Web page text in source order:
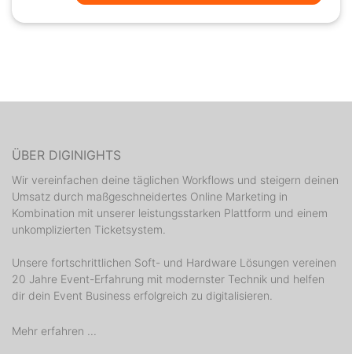
ÜBER DIGINIGHTS
Wir vereinfachen deine täglichen Workflows und steigern deinen
Umsatz durch maßgeschneidertes Online Marketing in
Kombination mit unserer leistungsstarken Plattform und einem
unkomplizierten Ticketsystem.
Unsere fortschrittlichen Soft- und Hardware Lösungen vereinen
20 Jahre Event-Erfahrung mit modernster Technik und helfen
dir dein Event Business erfolgreich zu digitalisieren.
Mehr erfahren ...